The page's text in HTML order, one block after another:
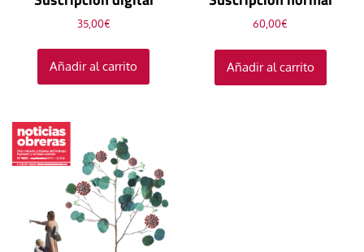
35,00€
Añadir al carrito
60,00€
Añadir al carrito